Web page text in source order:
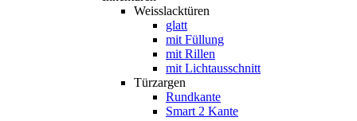
Weisslacktüren
glatt
mit Füllung
mit Rillen
mit Lichtausschnitt
Türzargen
Rundkante
Smart 2 Kante